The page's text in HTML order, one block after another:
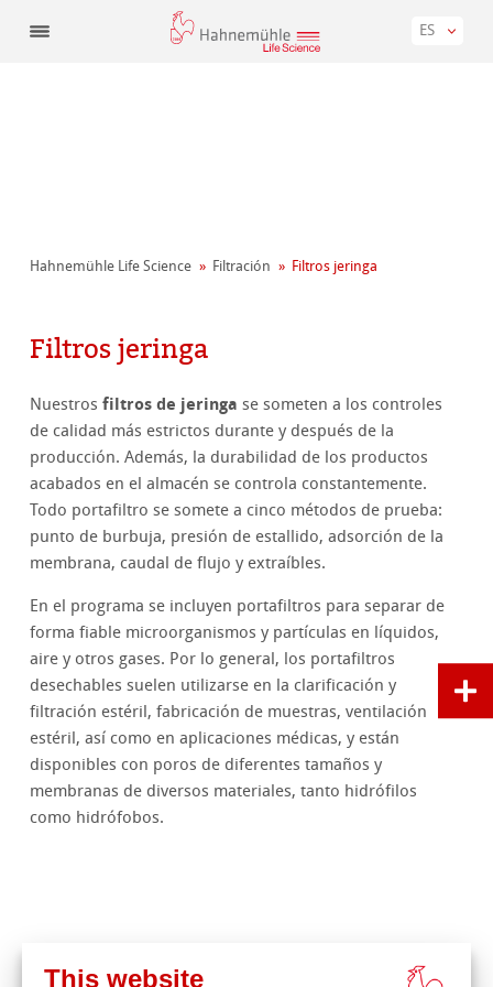
ES
Hahnemühle Life Science Filtración Filtros jeringa
Filtros jeringa
Nuestrosfiltros de jeringa se someten a los controles
de calidad más estrictos durante y después de la
producción. Además, la durabilidad de los productos
acabados en el almacén se controla constantemente.
Todo portafiltro se somete a cinco métodos de prueba:
punto de burbuja, presión de estallido, adsorción de la
membrana, caudal de flujo y extraíbles.
En el programa se incluyen portafiltros para separar de
forma fiable microorganismos y partículas en líquidos,
aire y otros gases. Por lo general, los portafiltros
desechables suelen utilizarse en la clarificación y
filtración estéril, fabricación de muestras, ventilación
estéril, así como en aplicaciones médicas, y están
disponibles con poros de diferentes tamaños y
membranas de diversos materiales, tanto hidrófilos
como hidrófobos.
This website